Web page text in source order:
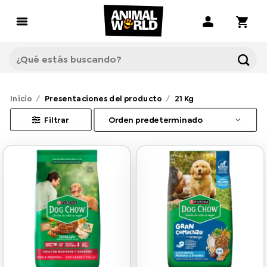
Buscar
por:
Inicio / Presentaciones del producto / 21 Kg
Filtrar